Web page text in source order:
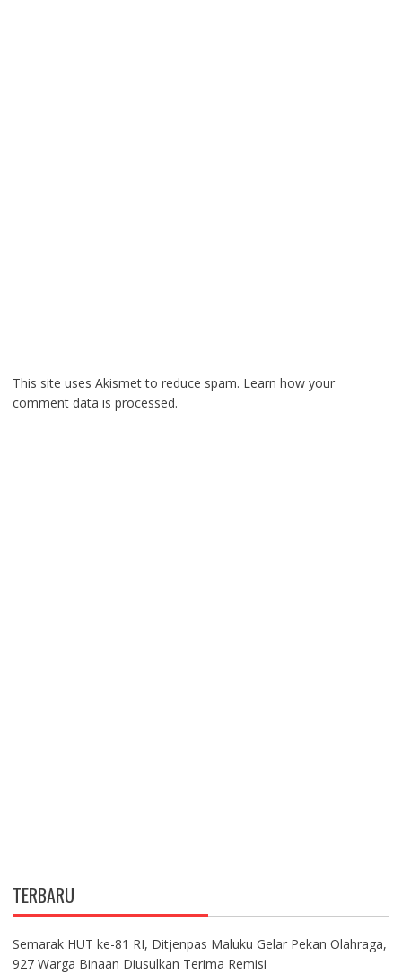
This site uses Akismet to reduce spam. Learn how your
comment data is processed.
TERBARU
Semarak HUT ke-81 RI, Ditjenpas Maluku Gelar Pekan Olahraga,
927 Warga Binaan Diusulkan Terima Remisi